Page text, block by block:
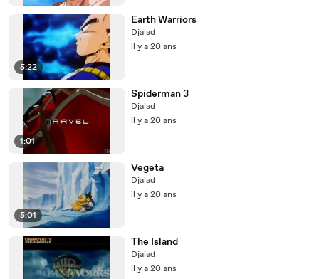
5:22
Earth Warriors
Djaiad
il y a 20 ans
1:01
Spiderman 3
Djaiad
il y a 20 ans
5:01
Vegeta
Djaiad
il y a 20 ans
The Island
Djaiad
il y a 20 ans